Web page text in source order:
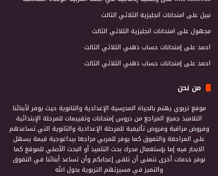
نبيلعلى امتحانات انجليزية الثلاثي الثالث
مجهولعلى امتحانات انجليزية الثلاثي الثالث
احمدعلى إمتحانات حساب ذهني الثلاثي الثالث
احمدعلى إمتحانات حساب ذهني الثلاثي الثالث
من نحن
موقع تربوي يهتم بالحياة المدرسية الإعدادية والثانوية حيث يوفر لأبنائنا
التلاميذ جميع المراجع من دروس إمتحانات وتقييمات للمرحلة الإبتدائية
وفروض مراقبة وفروض تأليفية للمرحلة الإعدادية والثانوية التي تساعدهم
على المراجعة والتفوق كما يوفر للمربي مراجعا بيداغوجية قيمة يسهل
الابحار فيه إما بإستعمال محرك بحث التلميذ أو البحث الأصلي للموقع كما
نوفر خدمات أخرى نتمنى أن تلقى إعجابكم وأن تساعد أبنائنا في التفوق
والتميز في مسيرتهم التربوية بحول الله